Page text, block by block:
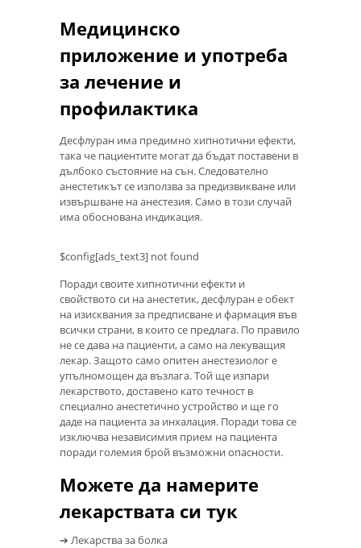
Медицинско
приложение и употреба
за лечение и
профилактика
Десфлуран има предимно хипнотични ефекти,
така че пациентите могат да бъдат поставени в
дълбоко състояние на сън. Следователно
анестетикът се използва за предизвикване или
извършване на анестезия. Само в този случай
има обоснована индикация.
$config[ads_text3] not found
Поради своите хипнотични ефекти и
свойството си на анестетик, десфлуран е обект
на изисквания за предписване и фармация във
всички страни, в които се предлага. По правило
не се дава на пациенти, а само на лекуващия
лекар. Защото само опитен анестезиолог е
упълномощен да възлага. Той ще изпари
лекарството, доставено като течност в
специално анестетично устройство и ще го
даде на пациента за инхалация. Поради това се
изключва независимия прием на пациента
поради големия брой възможни опасности.
Можете да намерите
лекарствата си тук
➔ Лекарства за болка